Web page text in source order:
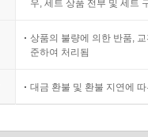
우, 세트 상품 전부 및 세트
상품의 불량에 의한 반품,
준하여 처리됨
대금 환불 및 환불 지연에